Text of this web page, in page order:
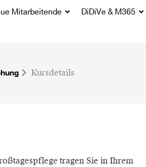
Mitarbeitende DiDiVe & M365
Kursdetails
tragen Sie in Ihrem